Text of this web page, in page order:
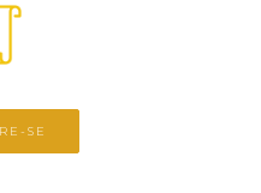
SE